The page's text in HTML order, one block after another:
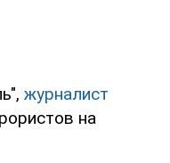
журналист
на